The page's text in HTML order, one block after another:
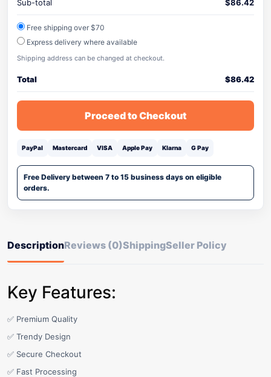
Sub-total $86.42
Free shipping over $70
Express delivery where available
Shipping address can be changed at checkout.
Total $86.42
Proceed to Checkout
PayPal Mastercard VISA Apple Pay Klarna G Pay
Free Delivery between 7 to 15 business days on eligible
orders.
DescriptionReviews (0)ShippingSeller Policy
Key Features:
✅ Premium Quality
✅ Trendy Design
✅ Secure Checkout
✅ Fast Processing